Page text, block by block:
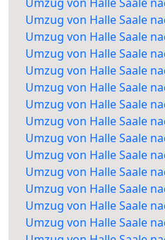
Umzug von Halle Saale
Umzug von Halle Saale
Umzug von Halle Saale
Umzug von Halle Saale
Umzug von Halle Saale
Umzug von Halle Saale
Umzug von Halle Saale
Umzug von Halle Saale
Umzug von Halle Saale
Umzug von Halle Saale
Umzug von Halle Saale
Umzug von Halle Saale
Umzug von Halle Saale